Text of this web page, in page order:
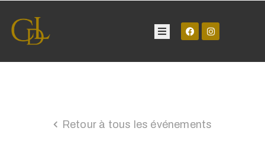
ManifestationsRetour à tous les événements